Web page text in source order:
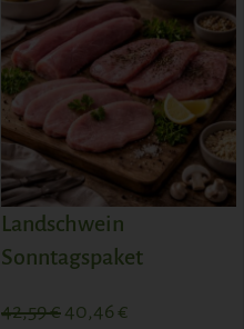
Landschwein
Sonntagspaket
42,59€ 40,46 €